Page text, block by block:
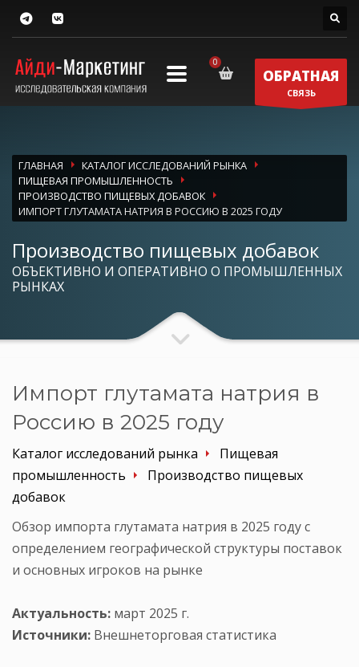
ОБРАТНАЯ
СВЯЗЬ
ГЛАВНАЯ
КАТАЛОГ ИССЛЕДОВАНИЙ РЫНКА
ПИЩЕВАЯ ПРОМЫШЛЕННОСТЬ
ПРОИЗВОДСТВО ПИЩЕВЫХ ДОБАВОК
ИМПОРТ ГЛУТАМАТА НАТРИЯ В РОССИЮ В 2025 ГОДУ
Производство пищевых добавок
ОБЪЕКТИВНО И ОПЕРАТИВНО О ПРОМЫШЛЕННЫХ
РЫНКАХ
Импорт глутамата натрия в
Россию в 2025 году
Каталог исследований рынка
Пищевая
промышленность
Производство пищевых
добавок
Обзор импорта глутамата натрия в 2025 году с
определением географической структуры поставок
и основных игроков на рынке
Актуальность: март 2025 г.
Источники: Внешнеторговая статистика